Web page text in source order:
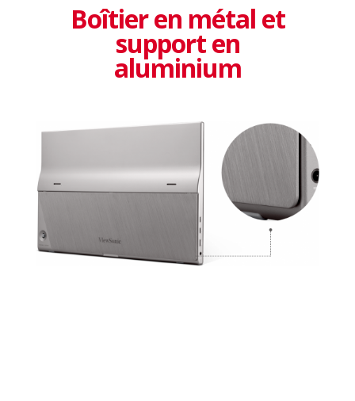
Boîtier en métal et
support en
aluminium